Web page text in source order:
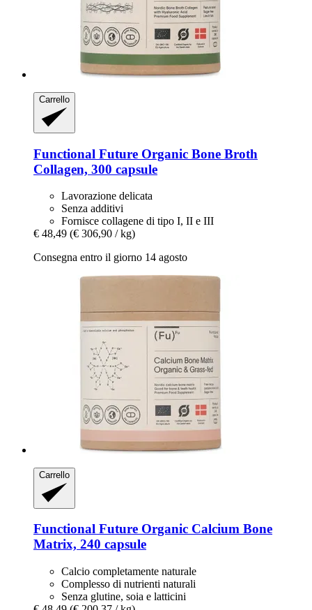
Carrello
Functional Future Organic Bone Broth
Collagen, 300 capsule
Lavorazione delicata
Senza additivi
Fornisce collagene di tipo I, II e III
€ 48,49 (€ 306,90 / kg)
Consegna entro il giorno 14 agosto
Carrello
Functional Future Organic Calcium Bone
Matrix, 240 capsule
Calcio completamente naturale
Complesso di nutrienti naturali
Senza glutine, soia e latticini